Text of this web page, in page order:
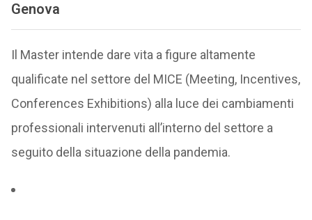
Genova
Il Master intende dare vita a figure altamente
qualificate nel settore del MICE (Meeting, Incentives,
Conferences Exhibitions) alla luce dei cambiamenti
professionali intervenuti all’interno del settore a
seguito della situazione della pandemia.